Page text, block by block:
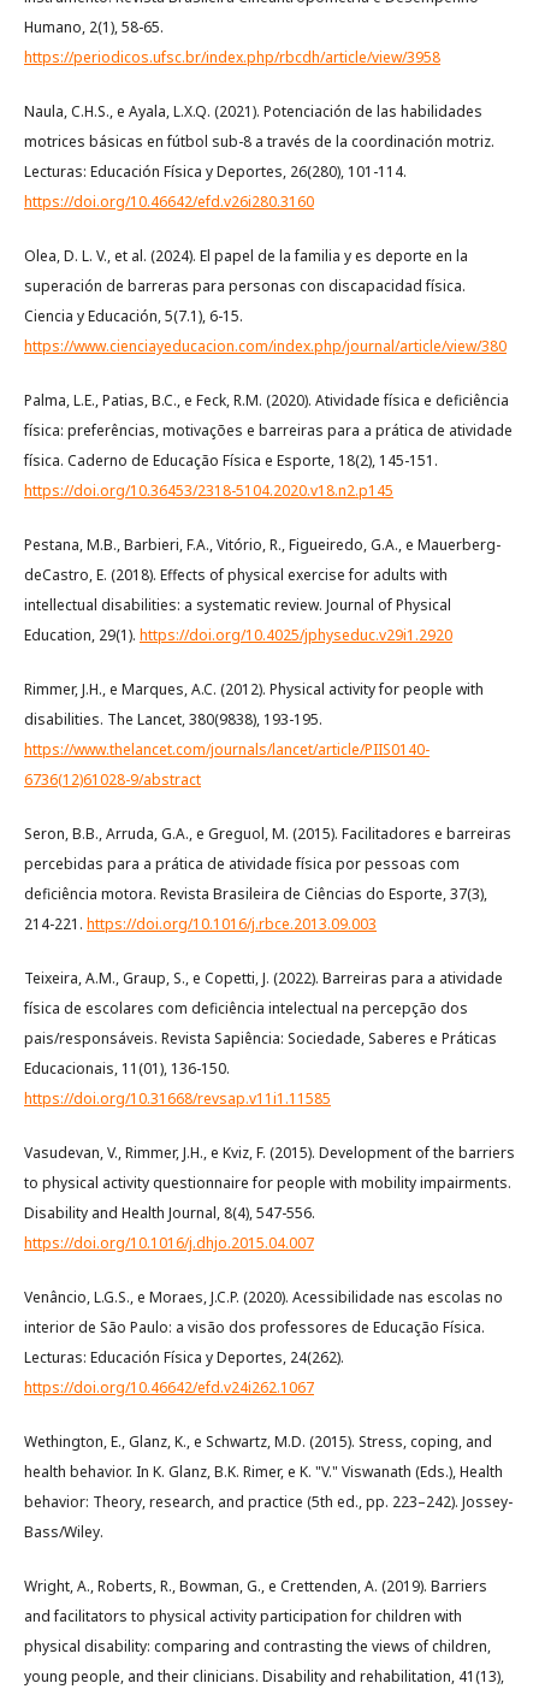
Humano, 2(1), 58-65.
https://periodicos.ufsc.br/index.php/rbcdh/article/view/3958
Naula, C.H.S., e Ayala, L.X.Q. (2021). Potenciación de las habilidades
motrices básicas en fútbol sub-8 a través de la coordinación motriz.
Lecturas: Educación Física y Deportes, 26(280), 101-114.
https://doi.org/10.46642/efd.v26i280.3160
Olea, D. L. V., et al. (2024). El papel de la familia y es deporte en la
superación de barreras para personas con discapacidad física.
Ciencia y Educación, 5(7.1), 6-15.
https://www.cienciayeducacion.com/index.php/journal/article/view/380
Palma, L.E., Patias, B.C., e Feck, R.M. (2020). Atividade física e deficiência
física: preferências, motivações e barreiras para a prática de atividade
física. Caderno de Educação Física e Esporte, 18(2), 145-151.
https://doi.org/10.36453/2318-5104.2020.v18.n2.p145
Pestana, M.B., Barbieri, F.A., Vitório, R., Figueiredo, G.A., e Mauerberg-
deCastro, E. (2018). Effects of physical exercise for adults with
intellectual disabilities: a systematic review. Journal of Physical
Education, 29(1). https://doi.org/10.4025/jphyseduc.v29i1.2920
Rimmer, J.H., e Marques, A.C. (2012). Physical activity for people with
disabilities. The Lancet, 380(9838), 193-195.
https://www.thelancet.com/journals/lancet/article/PIIS0140-
6736(12)61028-9/abstract
Seron, B.B., Arruda, G.A., e Greguol, M. (2015). Facilitadores e barreiras
percebidas para a prática de atividade física por pessoas com
deficiência motora. Revista Brasileira de Ciências do Esporte, 37(3),
214-221. https://doi.org/10.1016/j.rbce.2013.09.003
Teixeira, A.M., Graup, S., e Copetti, J. (2022). Barreiras para a atividade
física de escolares com deficiência intelectual na percepção dos
pais/responsáveis. Revista Sapiência: Sociedade, Saberes e Práticas
Educacionais, 11(01), 136-150.
https://doi.org/10.31668/revsap.v11i1.11585
Vasudevan, V., Rimmer, J.H., e Kviz, F. (2015). Development of the barriers
to physical activity questionnaire for people with mobility impairments.
Disability and Health Journal, 8(4), 547-556.
https://doi.org/10.1016/j.dhjo.2015.04.007
Venâncio, L.G.S., e Moraes, J.C.P. (2020). Acessibilidade nas escolas no
interior de São Paulo: a visão dos professores de Educação Física.
Lecturas: Educación Física y Deportes, 24(262).
https://doi.org/10.46642/efd.v24i262.1067
Wethington, E., Glanz, K., e Schwartz, M.D. (2015). Stress, coping, and
health behavior. In K. Glanz, B.K. Rimer, e K. "V." Viswanath (Eds.), Health
behavior: Theory, research, and practice (5th ed., pp. 223–242). Jossey-
Bass/Wiley.
Wright, A., Roberts, R., Bowman, G., e Crettenden, A. (2019). Barriers
and facilitators to physical activity participation for children with
physical disability: comparing and contrasting the views of children,
young people, and their clinicians. Disability and rehabilitation, 41(13),